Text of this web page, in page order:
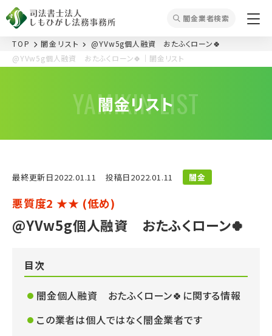
闇⾦業者検索
YAMIKIN LIST
闇⾦リスト
@YVw5g個人融資 おたふくローン🍀｜闇⾦リスト
TOP 闇⾦リスト @YVw5g個人融資 おたふくローン🍀
最終更新⽇2022.01.11 投稿⽇2022.01.11 闇金
悪質度2 ★★ (低め)
@YVw5g個人融資 おたふくローン🍀
目次
闇金個人融資 おたふくローン🍀に関する情報
この業者は個人ではなく闇金業者です